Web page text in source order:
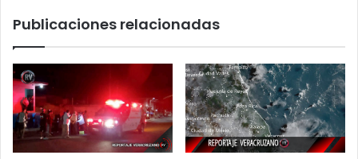
Publicaciones relacionadas